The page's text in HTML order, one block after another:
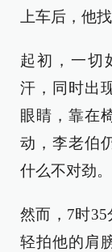
上车后，他
起初，一切
汗，同时出
眼睛，靠在
动，李老伯
什么不对劲。
然而，7时35
轻拍他的肩